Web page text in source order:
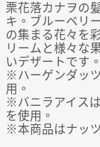
栗花落カナヲの
キ。ブルーベリ
の集まる花々を
リームと様々な
いデザートです。
※ハーゲンダッ
用。
※バニラアイス
を使用。
※本商品はナッ